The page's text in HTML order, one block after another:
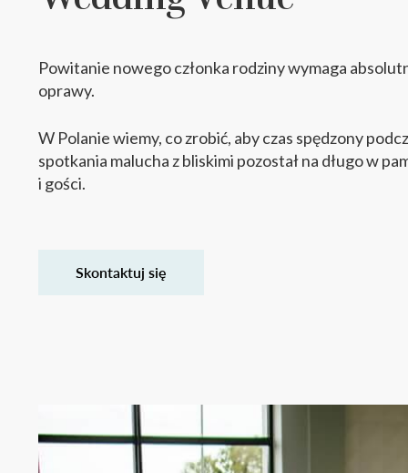
Powitanie nowego członka rodziny wymaga
oprawy.
W Polanie wiemy, co zrobić, aby czas spędzony
spotkania malucha z bliskimi pozostał na długo w
i gości.
Skontaktuj się